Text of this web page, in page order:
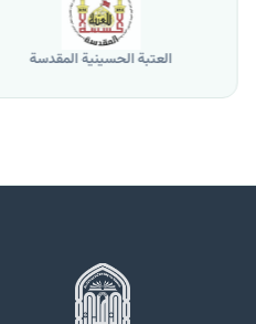
العتبة الحسينية المقدسة